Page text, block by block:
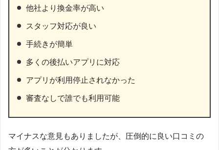
他社より換金率が高い
スタッフ対応が良い
手続きが簡単
多くの後払いアプリに対応
アプリが利用停止されなかった
審査なしで誰でも利用可能
マイナスな意見もありましたが、圧倒的に良い口コミの